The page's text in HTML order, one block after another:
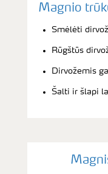
Magnio
Smėlėti
Rūgštūs
Dirvožemis
Šalti ir šlapi